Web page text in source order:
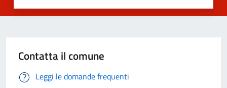
Contatta il comune
Leggi le domande frequenti